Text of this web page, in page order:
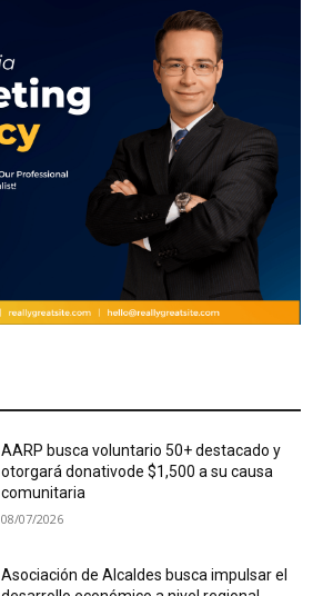
AARP busca voluntario 50+ destacado y
otorgará donativode $1,500 a su causa
comunitaria
08/07/2026
Asociación de Alcaldes busca impulsar el